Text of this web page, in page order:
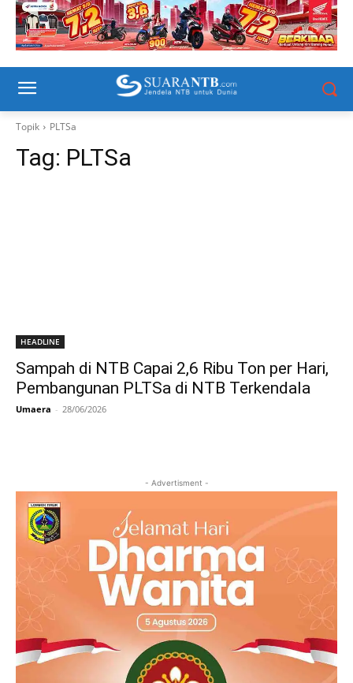
Topik PLTSa
Tag: PLTSa
HEADLINE
Sampah di NTB Capai 2,6 Ribu Ton per Hari,
Pembangunan PLTSa di NTB Terkendala
Umaera - 28/06/2026
- Advertisment -